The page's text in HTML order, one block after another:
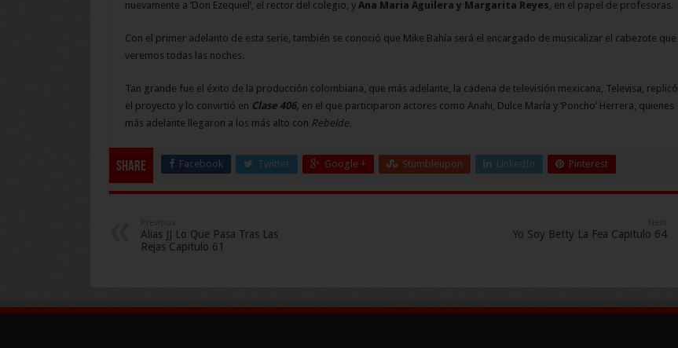
nuevamente a ‘Don Ezequiel’, el rector del colegio, y Ana María Aguilera y Margarita Reyes , en el papel de profesoras.
Con el primer adelanto de esta serie, también se conoció que Mike Bahía será el encargado de musicalizar el cabezote que
veremos todas las noches.
Tan grande fue el éxito de la producción colombiana, que más adelante, la cadena de televisión mexicana, Televisa, replicó
el proyecto y lo convirtió en Clase 406, en el que participaron actores como Anahi, Dulce María y ‘Poncho’ Herrera, quienes
más adelante llegaron a los más alto con Rebelde.
Share Facebook Twitter Google + Stumbleupon LinkedIn Pinterest
Alias JJ Lo Que Pasa Tras Las
Rejas Capitulo 61
Yo Soy Betty La Fea Capitulo 64